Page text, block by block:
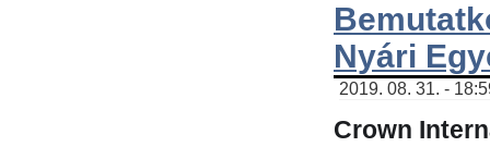
Nyári
2019. 08. 31. -
Crown